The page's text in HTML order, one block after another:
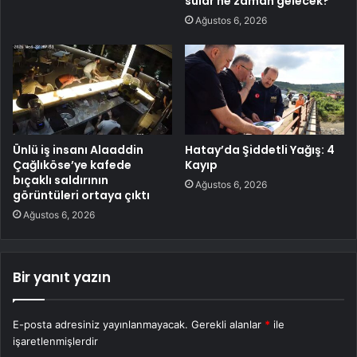
Ağustos 6, 2026
Ünlü iş insanı Alaaddin
Çağlıköse’ye kafede
bıçaklı saldırının
görüntüleri ortaya çıktı
Ağustos 6, 2026
Hatay’da Şiddetli Yağış: 4
Kayıp
Ağustos 6, 2026
Bir yanıt yazın
E-posta adresiniz yayınlanmayacak. Gerekli alanlar * ile
işaretlenmişlerdir